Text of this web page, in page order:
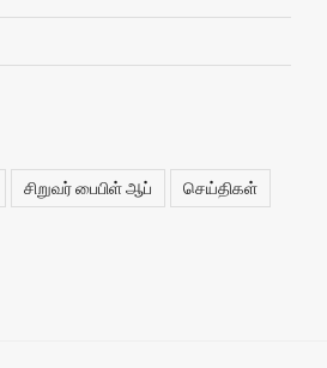
சிறுவர் பைபிள் ஆப் செய்திகள்